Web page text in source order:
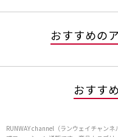
おすすめの
おすす
RUNWAY channel（ランウェイチャン